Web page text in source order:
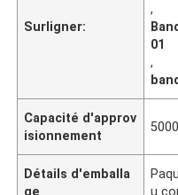
Surligner:
,
01
,
Capacité d'approv
isionnement
Détails d'emballa
ge
u